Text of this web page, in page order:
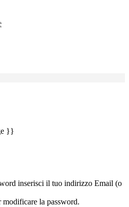
}}
inserisci il tuo indirizzo Email (o
la password.